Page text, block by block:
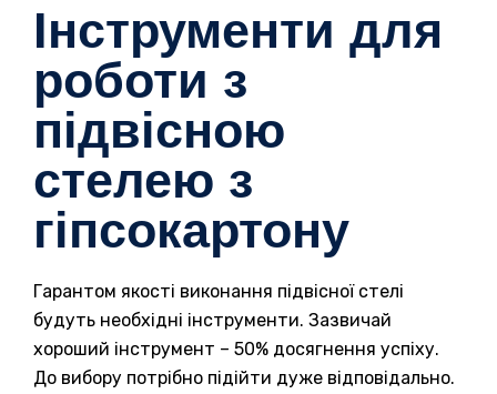
Інструменти для
роботи з
підвісною
стелею з
гіпсокартону
Гарантом якості виконання підвісної стелі
будуть необхідні інструменти. Зазвичай
хороший інструмент – 50% досягнення успіху.
До вибору потрібно підійти дуже відповідально.